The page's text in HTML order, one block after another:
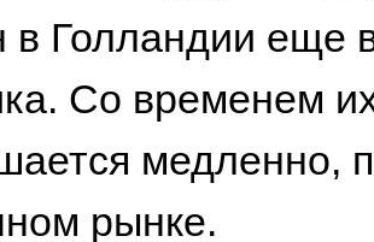
в Голландии еще
Со временем
медленно,
рынке.